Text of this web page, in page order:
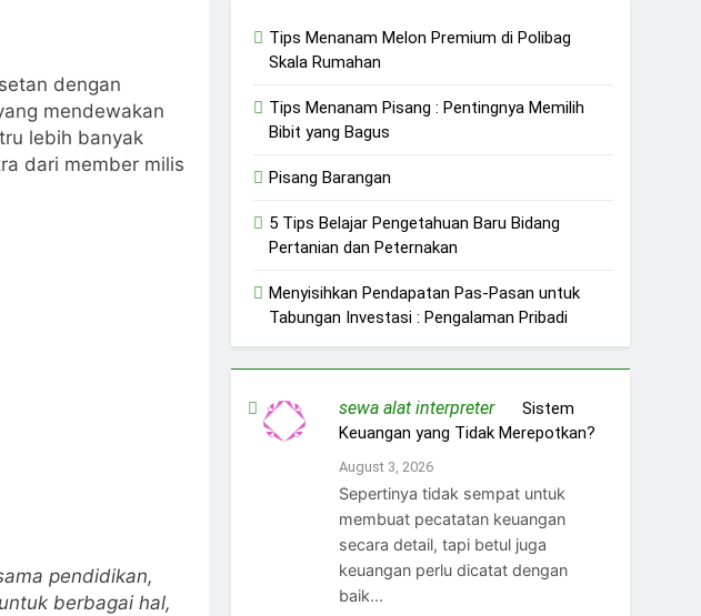
dengan
mendewakan
lebih banyak
dari member milis
pendidikan,
berbagai hal,
Tips Menanam Melon Premium di Polibag
Skala Rumahan
Tips Menanam Pisang : Pentingnya Memilih
Bibit yang Bagus
Pisang Barangan
5 Tips Belajar Pengetahuan Baru Bidang
Pertanian dan Peternakan
Menyisihkan Pendapatan Pas-Pasan untuk
Tabungan Investasi : Pengalaman Pribadi
sewa alat interpreteron Sistem
Keuangan yang Tidak Merepotkan?
August 3, 2026
Sepertinya tidak sempat untuk
membuat pecatatan keuangan
secara detail, tapi betul juga
keuangan perlu dicatat dengan
baik...